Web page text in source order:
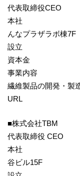
代表取締役CEO
本社 京都府相
んなプラザラボ棟7F
設立 2015
資本金 8 億
事業内容 改質ポ
繊維製品の開発・製
URL
■株式会社TBM
代表取締役 CEO
本社 東京都千
谷ビル15F